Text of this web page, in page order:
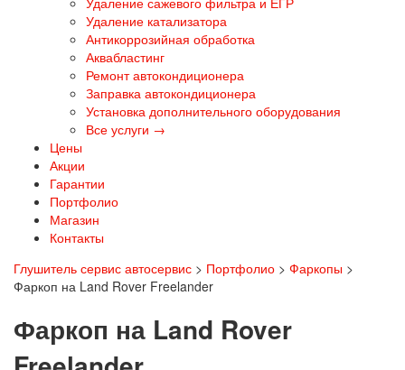
Удаление катализатора
Антикоррозийная обработка
Аквабластинг
Ремонт автокондиционера
Заправка автокондиционера
Установка дополнительного оборудования
Все услуги →
Цены
Акции
Гарантии
Портфолио
Магазин
Контакты
Глушитель сервис автосервис > Портфолио > Фаркопы >
Фаркоп на Land Rover Freelander
Фаркоп на Land Rover